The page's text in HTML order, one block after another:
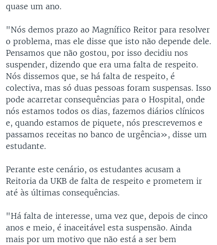
quase um ano.
"Nós demos prazo ao Magnífico Reitor para resolver
o problema, mas ele disse que isto não depende dele.
Pensamos que não gostou, por isso decidiu nos
suspender, dizendo que era uma falta de respeito.
Nós dissemos que, se há falta de respeito, é
colectiva, mas só duas pessoas foram suspensas. Isso
pode acarretar consequências para o Hospital, onde
nós estamos todos os dias, fazemos diários clínicos
e, quando estamos de piquete, nós prescrevemos e
passamos receitas no banco de urgência», disse um
estudante.
Perante este cenário, os estudantes acusam a
Reitoria da UKB de falta de respeito e prometem ir
até às últimas consequências.
"Há falta de interesse, uma vez que, depois de cinco
anos e meio, é inaceitável esta suspensão. Ainda
mais por um motivo que não está a ser bem